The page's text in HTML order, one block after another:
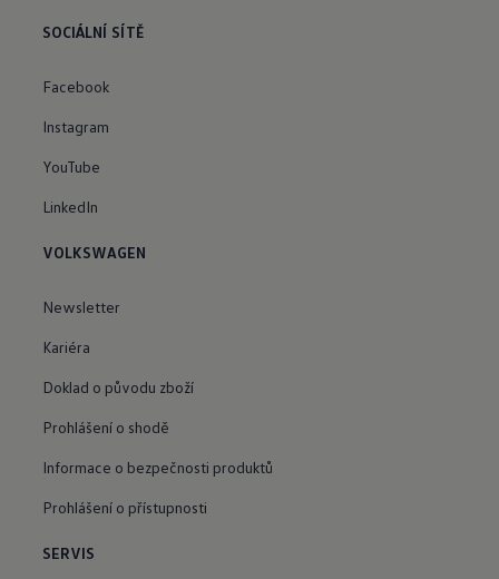
SOCIÁLNÍ SÍTĚ
Facebook
Instagram
YouTube
LinkedIn
VOLKSWAGEN
Newsletter
Kariéra
Doklad o původu zboží
Prohlášení o shodě
Informace o bezpečnosti produktů
Prohlášení o přístupnosti
SERVIS